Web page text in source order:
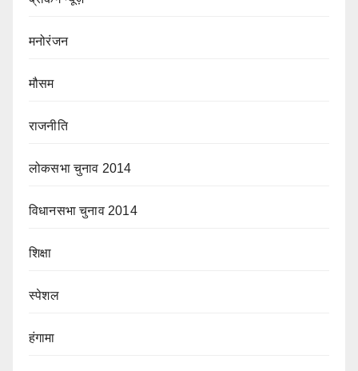
मनोरंजन
मौसम
राजनीति
लोकसभा चुनाव 2014
विधानसभा चुनाव 2014
शिक्षा
स्पेशल
हंगामा